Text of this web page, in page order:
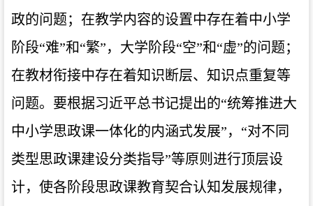
政的问题；在教学内容的设置中存在着中小学
阶段“难”和“繁”，大学阶段“空”和“虚”的问题；
在教材衔接中存在着知识断层、知识点重复等
问题。要根据习近平总书记提出的“统筹推进大
中小学思政课一体化的内涵式发展”，“对不同
类型思政课建设分类指导”等原则进行顶层设
计，使各阶段思政课教育契合认知发展规律，